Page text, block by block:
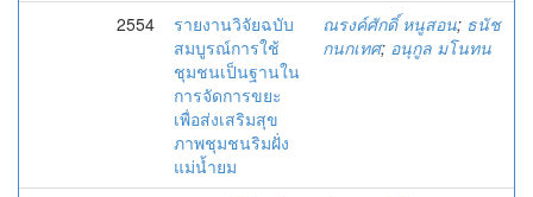
2554
รายงานวิจัยฉบับ
สมบูรณ์การใช้
ชุมชนเป็นฐานใน
การจัดการขยะ
เพื่อส่งเสริมสุข
ภาพชุมชนริมฝั่ง
แม่น้ำยม
ณรงค์ศักดิ์ หนูสอน; ธนัช
กนกเทศ; อนุกูล มโนทน